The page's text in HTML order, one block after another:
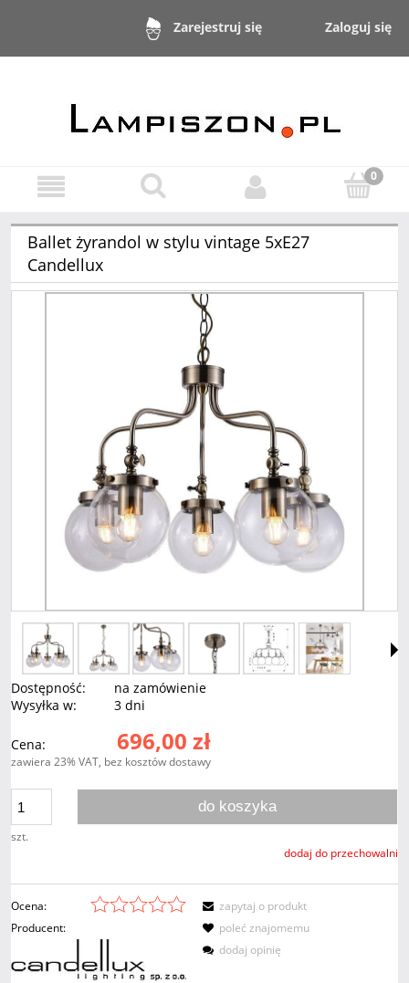
Zarejestruj się Zaloguj się
Ballet żyrandol w stylu vintage 5xE27
Candellux
Dostępność:
na zamówienie
Wysyłka w:
3 dni
Cena: 696,00 zł
zawiera 23% VAT, bez kosztów dostawy
szt.
do koszyka
dodaj do przechowalni
Ocena:
Producent:
zapytaj o produkt
poleć znajomemu
dodaj opinię